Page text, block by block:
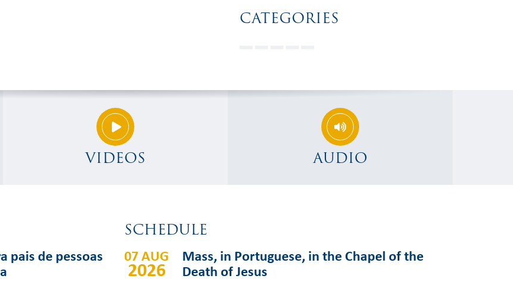
CATEGORIES
VIDEOS AUDIO
pais de pessoas
SCHEDULE
07 AUG
2026
Mass, in Portuguese, in the Chapel of the
Death of Jesus